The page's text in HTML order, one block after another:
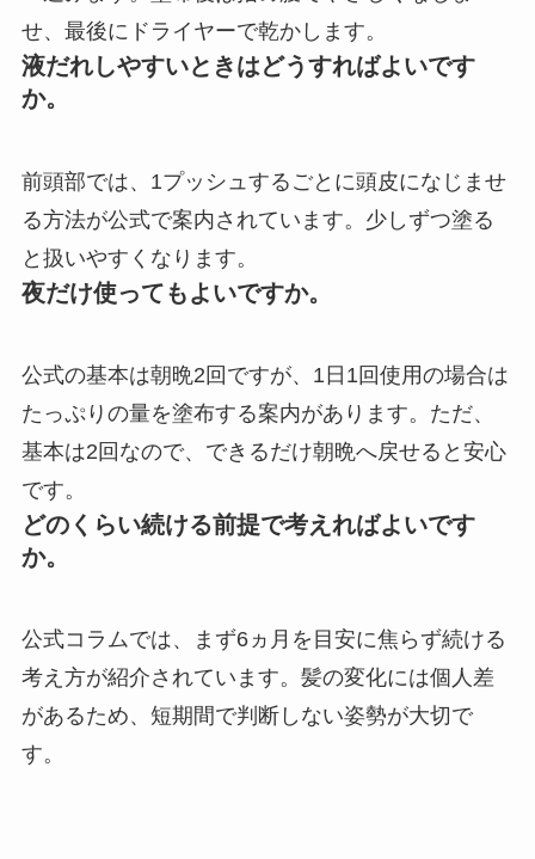
せ、最後にドライヤーで乾かします。
液だれしやすいときはどうすればよいです
か。
前頭部では、1プッシュするごとに頭皮になじませ
る方法が公式で案内されています。少しずつ塗る
と扱いやすくなります。
夜だけ使ってもよいですか。
公式の基本は朝晩2回ですが、1日1回使用の場合は
たっぷりの量を塗布する案内があります。ただ、
基本は2回なので、できるだけ朝晩へ戻せると安心
です。
どのくらい続ける前提で考えればよいです
か。
公式コラムでは、まず6ヵ月を目安に焦らず続ける
考え方が紹介されています。髪の変化には個人差
があるため、短期間で判断しない姿勢が大切で
す。